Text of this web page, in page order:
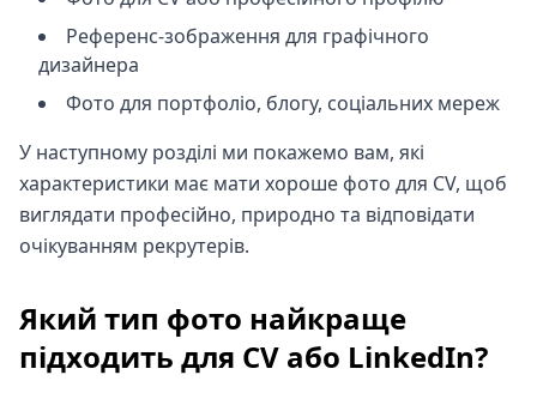
Референс-зображення для графічного
дизайнера
Фото для портфоліо, блогу, соціальних мереж
У наступному розділі ми покажемо вам, які
характеристики має мати хороше фото для CV, щоб
виглядати професійно, природно та відповідати
очікуванням рекрутерів.
Який тип фото найкраще
підходить для CV або LinkedIn?